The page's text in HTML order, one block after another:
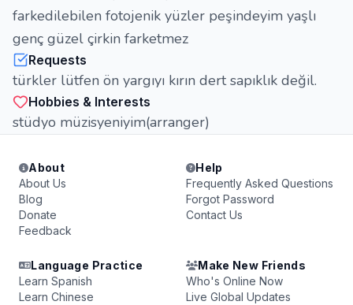
farkedilebilen fotojenik yüzler peşindeyim yaşlı
genç güzel çirkin farketmez
Requests
türkler lütfen ön yargıyı kırın dert sapıklık değil.
Hobbies & Interests
stüdyo müzisyeniyim(arranger)
About
About Us
Blog
Donate
Feedback
Help
Frequently Asked Questions
Forgot Password
Contact Us
Language Practice
Learn Spanish
Learn Chinese
Make New Friends
Who's Online Now
Live Global Updates